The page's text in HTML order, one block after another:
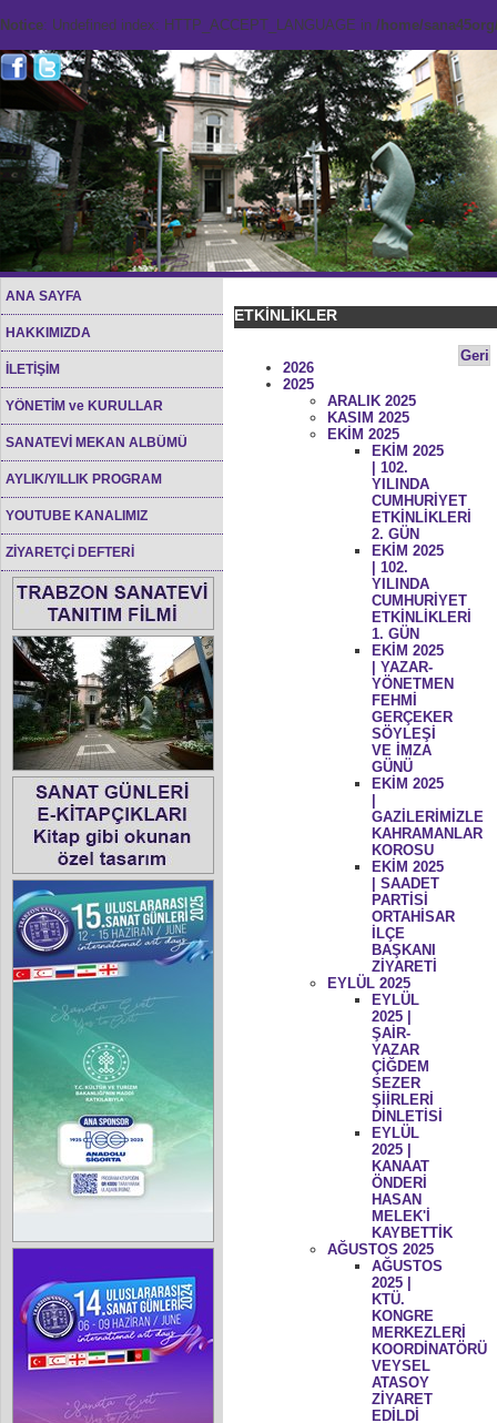
Notice: Undefined index: HTTP_ACCEPT_LANGUAGE in /home/
ANA SAYFA
HAKKIMIZDA
İLETİŞİM
YÖNETİM ve KURULLAR
SANATEVİ MEKAN ALBÜMÜ
AYLIK/YILLIK PROGRAM
YOUTUBE KANALIMIZ
ZİYARETÇİ DEFTERİ
ETKİNLİKLER
Geri
2026
2025
ARALIK 2025
KASIM 2025
EKİM 2025
EKİM 2025
| 102.
YILINDA
CUMHURİYET
ETKİNLİKLERİ
2. GÜN
EKİM 2025
| 102.
YILINDA
CUMHURİYET
ETKİNLİKLERİ
1. GÜN
EKİM 2025
| YAZAR-
YÖNETMEN
FEHMİ
GERÇEKER
SÖYLEŞİ
VE İMZA
GÜNÜ
EKİM 2025
GAZİLERİMİZLE
KAHRAMANLAR
KOROSU
EKİM 2025
| SAADET
PARTİSİ
ORTAHİSAR
İLÇE
BAŞKANI
ZİYARETİ
EYLÜL 2025
EYLÜL
2025 |
ŞAİR-
YAZAR
ÇİĞDEM
SEZER
ŞİİRLERİ
DİNLETİSİ
EYLÜL
2025 |
KANAAT
ÖNDERİ
HASAN
MELEK'İ
KAYBETTİK
AĞUSTOS 2025
AĞUSTOS
2025 |
KTÜ.
KONGRE
MERKEZLERİ
KOORDİNATÖRÜ
VEYSEL
ATASOY
ZİYARET
EDİLDİ